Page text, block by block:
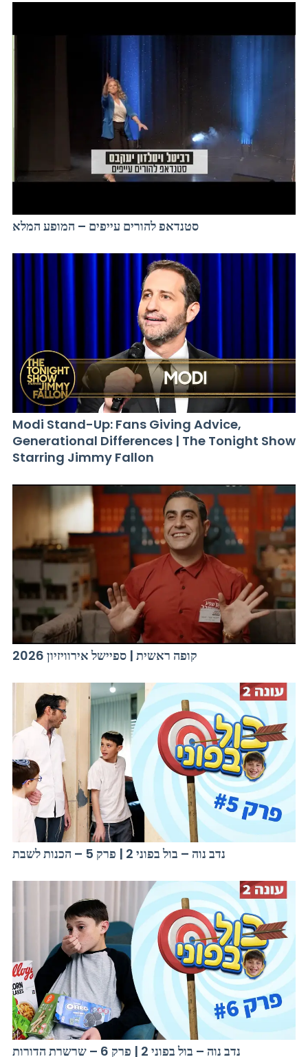
סטנדאפ להורים עייפים – המופע המלא
Modi Stand-Up: Fans Giving Advice,
Generational Differences | The Tonight Show
Starring Jimmy Fallon
קופה ראשית | ספיישל אירוויזיון 2026
נדב נוה – בול בפוני 2 | פרק 5 – הכנות לשבת
נדב נוה – בול בפוני 2 | פרק 6 – שרשרת הדורות